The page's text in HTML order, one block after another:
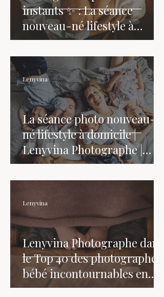
instants ✨ : La séance
nouveau-né lifestyle à
domicile
La séance photo nouveau-
né lifestyle à domicile |
Lenyvina Photographe |
Côtes d'Armor- Bretagne
Lenyvina
Lenyvina Photographe dans
le Top 40 des photographes
bébé incontournables en
France
Lenyvina